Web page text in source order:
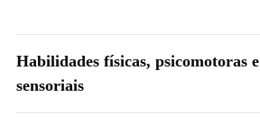
Habilidades físicas, psicomotoras e
sensoriais